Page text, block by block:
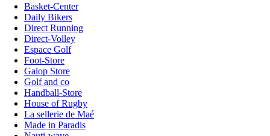
Basket-Center
Daily Bikers
Direct Running
Direct-Volley
Espace Golf
Foot-Store
Galop Store
Golf and co
Handball-Store
House of Rugby
La sellerie de Maé
Made in Paradis